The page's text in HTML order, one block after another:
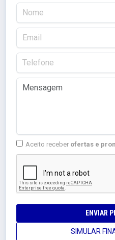
Aceito receber ofertas e
ENVIAR
SIMULAR